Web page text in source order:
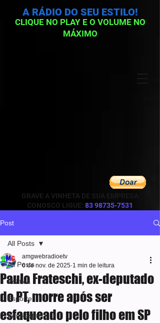
GRAVE A VINHETA DE SUA EMPRESA
CONOSCO LIGUE:
83 98735-7531
CLIQUE NO PLAY E O VOLUME NO
MÁXIMO
A RÁDIO DO SEU ESTILO!
Post
All Posts
Política
Esporte
Bem-estar
All Posts
Paulo Frateschi, ex-deputado
do PT, morre após ser
esfaqueado pelo filho em SP
amgwebradioetv
6 de nov. de 2025 1 min de leitura